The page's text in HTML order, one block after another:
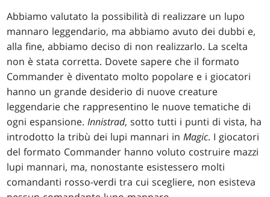
Abbiamo valutato la possibilità di realizzare un lupo
mannaro leggendario, ma abbiamo avuto dei dubbi e,
alla fine, abbiamo deciso di non realizzarlo. La scelta
non è stata corretta. Dovete sapere che il formato
Commander è diventato molto popolare e i giocatori
hanno un grande desiderio di nuove creature
leggendarie che rappresentino le nuove tematiche di
ogni espansione.Innistrad, sotto tutti i punti di vista, ha
introdotto la tribù dei lupi mannari inMagic. I giocatori
del formato Commander hanno voluto costruire mazzi
lupi mannari, ma, nonostante esistessero molti
comandanti rosso-verdi tra cui scegliere, non esisteva